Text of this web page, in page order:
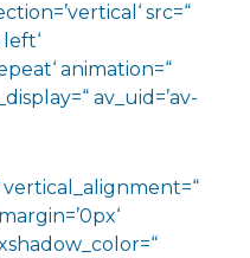
src=“
animation=“
av_uid=’av-